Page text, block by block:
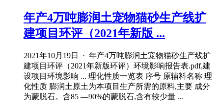
年产4万吨膨润土宠物猫砂生产线扩
建项目环评（2021年新版 ...
2021年10月19日 · 年产4万吨膨润土宠物猫砂生产线扩
建项目环评（2021年新版环评）环境影响报告表.pdf,建
设项目环境影响 ... 理化性质一览表 序号 原辅料名称 理
化性质 膨润土原土为本项目生产所需的原料,主要 成分
为蒙脱石。含85 —90%的蒙脱石,含有较少量 ...